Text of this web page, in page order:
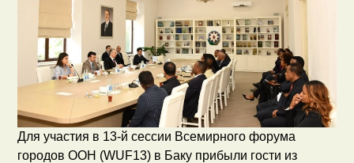
Для участия в 13‑й сессии Всемирного форума
городов ООН (WUF13) в Баку прибыли гости из